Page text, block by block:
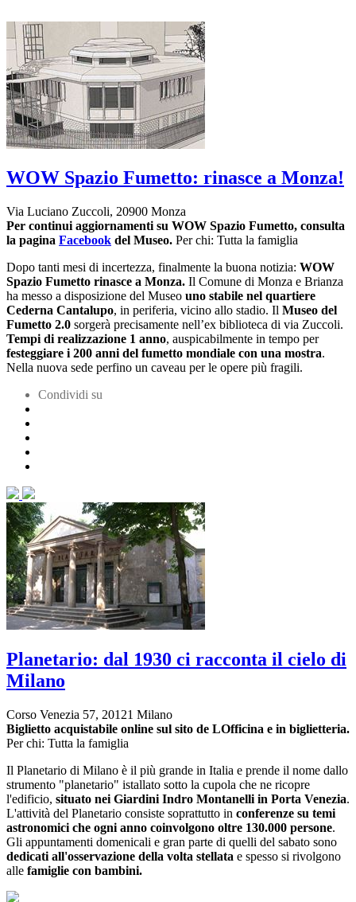
WOW Spazio Fumetto: rinasce a Monza!
Via Luciano Zuccoli, 20900 Monza
Per continui aggiornamenti su WOW Spazio Fumetto, consulta
la pagina Facebook del Museo. Per chi: Tutta la famiglia
Dopo tanti mesi di incertezza, finalmente la buona notizia: WOW
Spazio Fumetto rinasce a Monza. Il Comune di Monza e Brianza
ha messo a disposizione del Museo uno stabile nel quartiere
Cederna Cantalupo, in periferia, vicino allo stadio. Il Museo del
Fumetto 2.0 sorgerà precisamente nell’ex biblioteca di via Zuccoli.
Tempi di realizzazione 1 anno, auspicabilmente in tempo per
festeggiare i 200 anni del fumetto mondiale con una mostra.
Nella nuova sede perfino un caveau per le opere più fragili.
Condividi su
Planetario: dal 1930 ci racconta il cielo di
Milano
Corso Venezia 57, 20121 Milano
Biglietto acquistabile online sul sito de LOfficina e in biglietteria.
Per chi: Tutta la famiglia
Il Planetario di Milano è il più grande in Italia e prende il nome dallo
strumento "planetario" istallato sotto la cupola che ne ricopre
l'edificio, situato nei Giardini Indro Montanelli in Porta Venezia.
L'attività del Planetario consiste soprattutto in conferenze su temi
astronomici che ogni anno coinvolgono oltre 130.000 persone.
Gli appuntamenti domenicali e gran parte di quelli del sabato sono
dedicati all'osservazione della volta stellata e spesso si rivolgono
alle famiglie con bambini.